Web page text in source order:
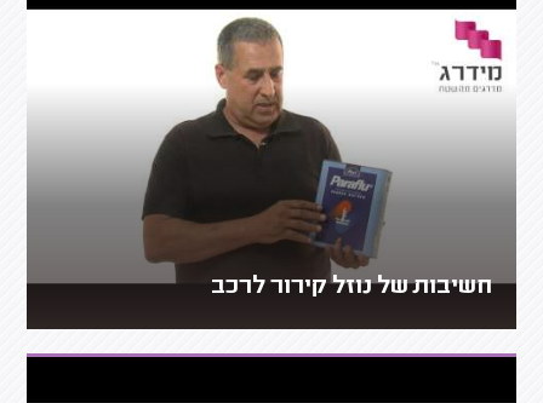
חשיבות של נוזל קירור לרכב